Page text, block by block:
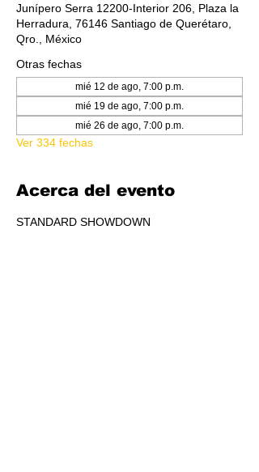
Junípero Serra 12200-Interior 206, Plaza la
Herradura, 76146 Santiago de Querétaro,
Qro., México
Otras fechas
mié 12 de ago, 7:00 p.m.
mié 19 de ago, 7:00 p.m.
mié 26 de ago, 7:00 p.m.
Ver 334 fechas
Acerca del evento
STANDARD SHOWDOWN